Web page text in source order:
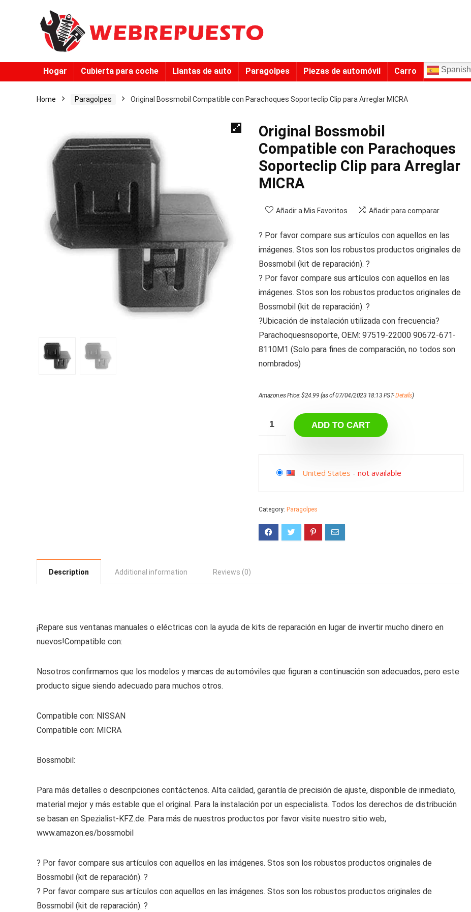
Hogar Cubierta para coche Llantas de auto Paragolpes Piezas de automóvil Carro Spanish
Home Paragolpes Original Bossmobil Compatible con Parachoques Soporteclip Clip para Arreglar MICRA
Original Bossmobil
Compatible con Parachoques
Soporteclip Clip para Arreglar
MICRA
Añadir a Mis Favoritos Añadir para comparar
? Por favor compare sus artículos con aquellos en las
imágenes. Stos son los robustos productos originales de
Bossmobil (kit de reparación). ?
? Por favor compare sus artículos con aquellos en las
imágenes. Stos son los robustos productos originales de
Bossmobil (kit de reparación). ?
?Ubicación de instalación utilizada con frecuencia?
Parachoquesnsoporte, OEM: 97519-22000 90672-671-
8110M1 (Solo para fines de comparación, no todos son
nombrados)
Amazon.es Price:$24.99 (as of 07/04/2023 18:13 PST-Details)
ADD TO CART
United States - not available
Category: Paragolpes
Description Additional information Reviews (0)
¡Repare sus ventanas manuales o eléctricas con la ayuda de kits de reparación en lugar de invertir mucho dinero en
nuevos!Compatible con:
Nosotros confirmamos que los modelos y marcas de automóviles que figuran a continuación son adecuados, pero este
producto sigue siendo adecuado para muchos otros.
Compatible con: NISSAN
Compatible con: MICRA
Bossmobil:
Para más detalles o descripciones contáctenos. Alta calidad, garantía de precisión de ajuste, disponible de inmediato,
material mejor y más estable que el original. Para la instalación por un especialista. Todos los derechos de distribución
se basan en Spezialist-KFZ.de. Para más de nuestros productos por favor visite nuestro sitio web,
www.amazon.es/bossmobil
? Por favor compare sus artículos con aquellos en las imágenes. Stos son los robustos productos originales de
Bossmobil (kit de reparación). ?
? Por favor compare sus artículos con aquellos en las imágenes. Stos son los robustos productos originales de
Bossmobil (kit de reparación). ?